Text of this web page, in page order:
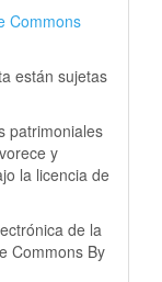
Commons
están sujetas
patrimoniales
y
la licencia de
de la
Commons By